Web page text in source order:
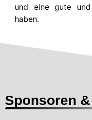
und eine gute
haben.
Sponsoren